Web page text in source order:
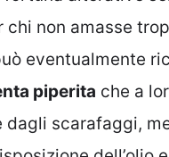
chi non amasse
eventualmente
piperita che a
dagli scarafaggi,